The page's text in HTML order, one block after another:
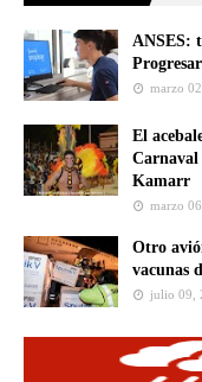
ANSES:
Progresar
marzo
El
Carnaval
Kamarr
marzo
Otro
vacunas
julio 09,